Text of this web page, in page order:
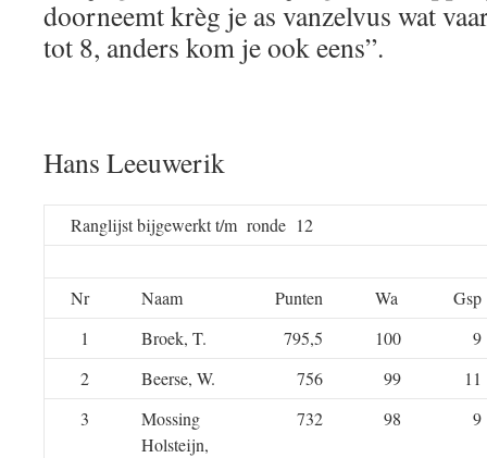
doorneemt krèg je as vanzelvus wat
tot 8, anders kom je ook eens”.
Hans Leeuwerik
Ranglijst bijgewerkt t/m ronde 12
Nr Naam Punten Wa
Gsp
1
Broek, T. 795,5 100
9
2
Beerse, W. 756 99
11
3
Mossing
Holsteijn,
732 98 9